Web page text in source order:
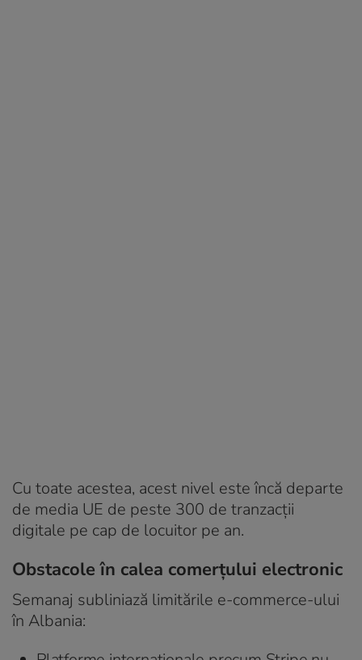
Cu toate acestea, acest nivel este încă departe
de media UE de peste 300 de tranzacții
digitale pe cap de locuitor pe an.
Obstacole în calea comerțului electronic
Semanaj subliniază limitările e-commerce-ului
în Albania: